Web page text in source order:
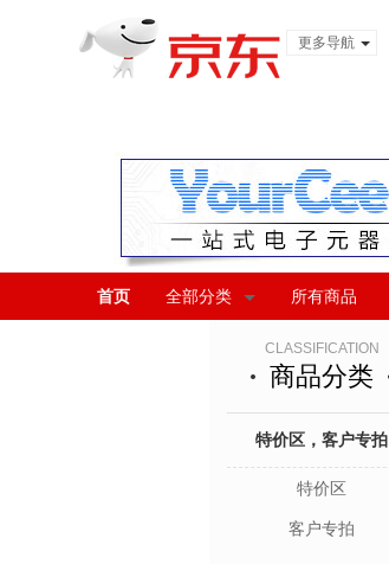
更多导航
首页 全部分类 所有商品
CLASSIFICATION
商品分类
特价区，客户专拍
特价区
客户专拍